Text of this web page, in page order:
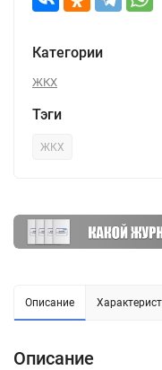
Категории
ЖКХ
Тэги
ЖКХ
Описание
Описание